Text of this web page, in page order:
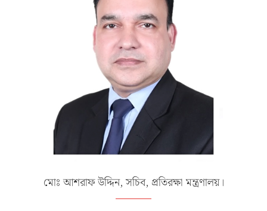
মোঃ আশরাফ উদ্দিন, সচিব, প্রতিরক্ষা মন্ত্রণালয়।